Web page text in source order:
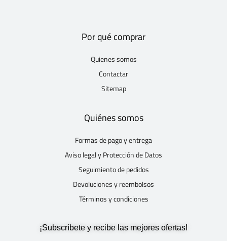
Por qué comprar
Quienes somos
Contactar
Sitemap
Quiénes somos
Formas de pago y entrega
Aviso legal y Protección de Datos
Seguimiento de pedidos
Devoluciones y reembolsos
Términos y condiciones
¡Subscríbete y recibe las mejores ofertas!